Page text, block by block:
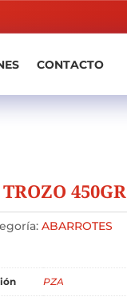
CONTACTO
450GR
ABARROTES
PZA